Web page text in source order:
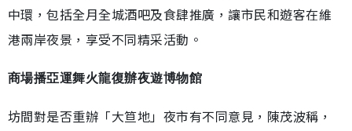
中環，包括全月全城酒吧及食肆推廣，讓市民和遊客在維
港兩岸夜景，享受不同精采活動。
商場播亞運舞火龍復辦夜遊博物館
坊間對是否重辦「大笪地」夜市有不同意見，陳茂波稱，